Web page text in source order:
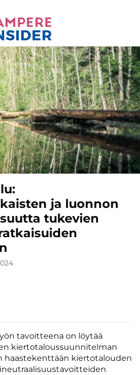
ja luonnon
tukevien
tavoitteena on löytää
kiertotaloussuunnitelman
haastekenttään kiertotalouden